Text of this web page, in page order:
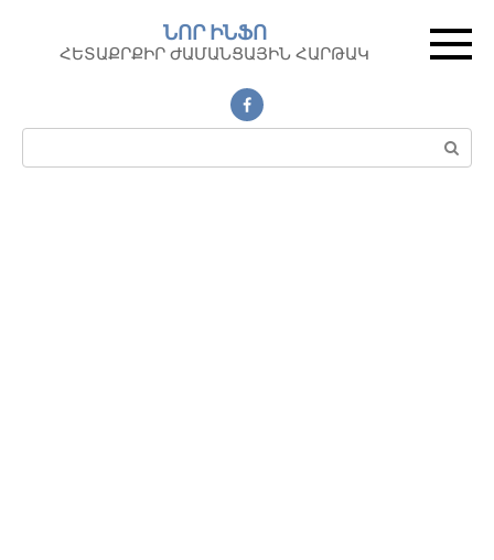
контенту
ՆՈՐ ԻՆՖՈ
ՀԵՏԱՔՐՔԻՐ ԺԱՄԱՆՑԱՅԻՆ ՀԱՐԹԱԿ
Поиск: